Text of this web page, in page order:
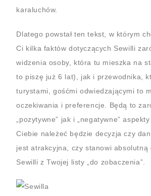
karaluchów.
Dlatego powstał ten tekst, w którym
Ci kilka faktów dotyczących Sewilli
widzenia osoby, która tu mieszka na
to piszę już 6 lat), jak i przewodnika,
turystami, gośćmi odwiedzającymi to
oczekiwania i preferencje. Będą to
„pozytywne” jak i „negatywne”
Ciebie należeć będzie decyzja czy
jest atrakcyjna, czy stanowi absolutną
Sewilli z Twojej listy „do zobaczenia”.